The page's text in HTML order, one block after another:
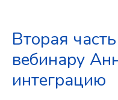
Вторая
вебинару
интеграцию